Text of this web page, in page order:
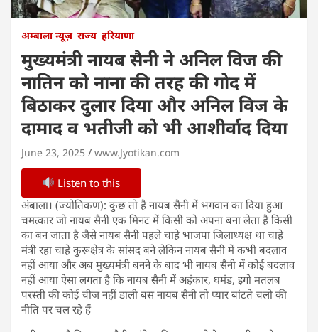
अम्बाला न्यूज़ राज्य हरियाणा
मुख्यमंत्री नायब सैनी ने अनिल विज की
नातिन को नाना की तरह की गोद में
बिठाकर दुलार दिया और अनिल विज के
दामाद व भतीजी को भी आशीर्वाद दिया
June 23, 2025 www.Jyotikan.com
Listen to this
अंबाला। (ज्योतिकण): कुछ तो है नायब सैनी में भगवान का दिया हुआ
चमत्कार जो नायब सैनी एक मिनट में किसी को अपना बना लेता है किसी
का बन जाता है जैसे नायब सैनी पहले चाहे भाजपा जिलाध्यक्ष था चाहे
मंत्री रहा चाहे कुरूक्षेत्र के सांसद बने लेकिन नायब सैनी में कभी बदलाव
नहीं आया और अब मुख्यमंत्री बनने के बाद भी नायब सैनी में कोई बदलाव
नहीं आया ऐसा लगता है कि नायब सैनी में अहंकार, घमंड, इगो मतलब
परस्ती की कोई चीज नहीं डाली बस नायब सैनी तो प्यार बांटते चलो की
नीति पर चल रहे हैं